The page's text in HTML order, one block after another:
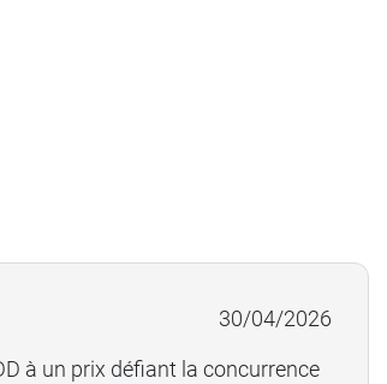
30/04/2026
à un prix défiant la concurrence